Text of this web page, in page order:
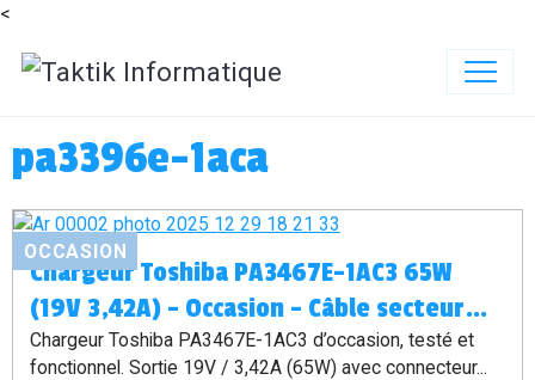
<
pa3396e-1aca
OCCASION
Chargeur Toshiba PA3467E-1AC3 65W
(19V 3,42A) – Occasion – Câble secteur
1,20 m inclus
Chargeur Toshiba PA3467E-1AC3 d’occasion, testé et
fonctionnel. Sortie 19V / 3,42A (65W) avec connecteur...